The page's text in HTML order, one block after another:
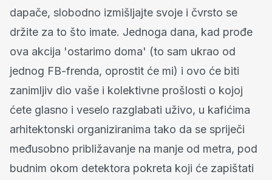
dapače, slobodno izmišljajte svoje i čvrsto se
držite za to što imate. Jednoga dana, kad prođe
ova akcija 'ostarimo doma' (to sam ukrao od
jednog FB-frenda, oprostit će mi) i ovo će biti
zanimljiv dio vaše i kolektivne prošlosti o kojoj
ćete glasno i veselo razglabati uživo, u kafićima
arhitektonski organiziranima tako da se spriječi
međusobno približavanje na manje od metra, pod
budnim okom detektora pokreta koji će zapištati